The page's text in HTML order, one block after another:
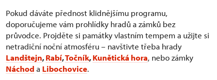
Pokud dáváte přednost klidnějšímu programu,
doporučujeme vám prohlídky hradů a zámků bez
průvodce. Projděte si památky vlastním tempem a užijte si
netradiční noční atmosféru – navštivte třeba hrady
Landštejn,Rabí,Točník,Kunětická hora, nebo zámky
Náchoda Libochovice.